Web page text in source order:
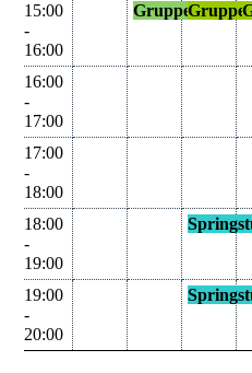
15:00
-
16:00
Gruppenstunde
16:00
-
17:00
17:00
-
18:00
18:00
-
19:00
19:00
-
20:00